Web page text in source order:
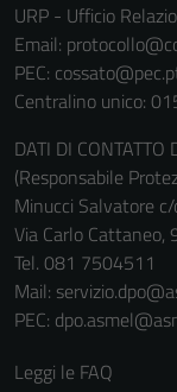
URP - Ufficio
Email:
PEC:
Centralino unico:
DATI DI
(Responsabile
Minucci Salvatore
Via Carlo
Tel. 081 7504511
Mail:
PEC:
Leggi le FAQ